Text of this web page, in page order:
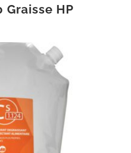
Graisse HP